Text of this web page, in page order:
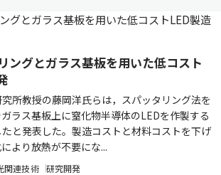
ングとガラス基板を用いた低コスト
所教授の藤岡洋氏らは，スパッタリング法を
ラス基板上に窒化物半導体のLEDを作製する
と発表した。製造コストと材料コストを下げ
より放熱が不要にな...
関連技術 研究開発